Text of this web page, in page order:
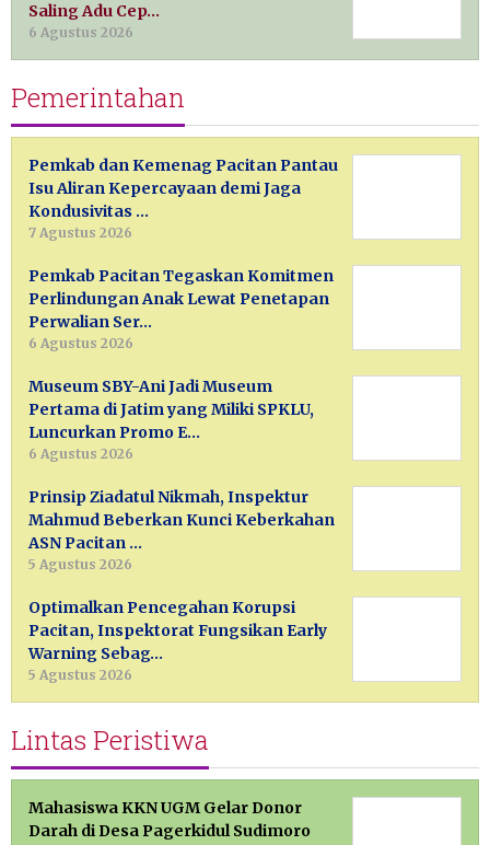
Saling Adu Cep…
6 Agustus 2026
Pemerintahan
Pemkab dan Kemenag Pacitan Pantau
Isu Aliran Kepercayaan demi Jaga
Kondusivitas …
7 Agustus 2026
Pemkab Pacitan Tegaskan Komitmen
Perlindungan Anak Lewat Penetapan
Perwalian Ser…
6 Agustus 2026
Museum SBY-Ani Jadi Museum
Pertama di Jatim yang Miliki SPKLU,
Luncurkan Promo E…
6 Agustus 2026
Prinsip Ziadatul Nikmah, Inspektur
Mahmud Beberkan Kunci Keberkahan
ASN Pacitan …
5 Agustus 2026
Optimalkan Pencegahan Korupsi
Pacitan, Inspektorat Fungsikan Early
Warning Sebag…
5 Agustus 2026
Lintas Peristiwa
Mahasiswa KKN UGM Gelar Donor
Darah di Desa Pagerkidul Sudimoro